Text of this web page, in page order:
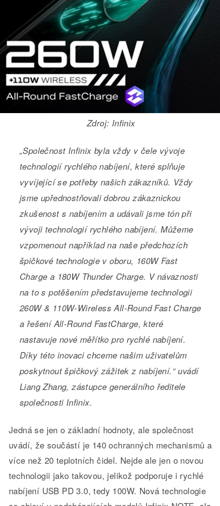
Zdroj: Infinix
„Společnost Infinix byla vždy v čele vývoje
technologií rychlého nabíjení, které splňuje
vyvíjející se potřeby našich zákazníků. Vždy
jsme upřednostňovali dobrou zákaznickou
zkušenost s nabíjením a udávali jsme tón při
vývoji technologií rychlého nabíjení. Můžeme
vzpomenout například na naše předchozích
špičkové technologie v oboru, 160W Fast
Charge a 180W Thunder Charge. V návaznosti
na to s potěšením představujeme technologii
260W & 110W-Wireless All-Round Fast Charge
a řešení All-Round FastCharge, které
nastavuje nové měřítko pro rychlé nabíjení.
Díky této inovaci chceme našim uživatelům
poskytnout špičkový zážitek z nabíjení.“ uvádí
Liang Zhang, zástupce generálního ředitele
společnosti Infinix.
Jedná se jen o základní hodnoty, ale společnost
uvádí, že součástí je 140 ochranných mechanismů a
více než 20 teplotních čidel. Nejde ale jen o novou
technologii jako takovou, jelikož podporuje i rychlé
nabíjení USB PD 3.0, tedy 100W. Nová technologie